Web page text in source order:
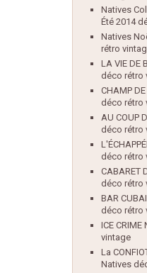
Natives
Été 2014
Natives
rétro
LA VIE DE
déco rétro
CHAMP
déco rétro
AU COUP
déco rétro
déco rétro
CABARET
déco rétro
BAR
déco rétro
ICE
vintage
La
Natives